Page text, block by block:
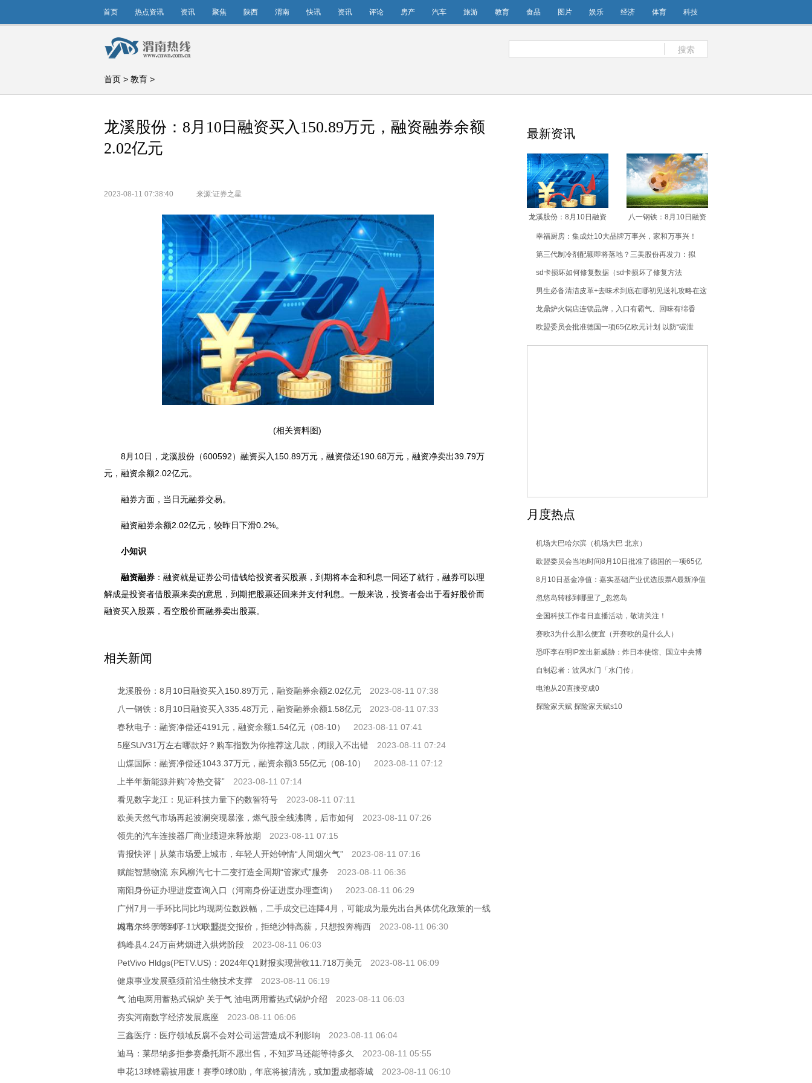
首页 热点资讯 资讯 聚焦 陕西 渭南 快讯 资讯 评论 房产 汽车 旅游 教育 食品 图片 娱乐 经济 体育 科技
搜索
首页 > 教育 >
龙溪股份：8月10日融资买入150.89万元，融资融券余额
2.02亿元
2023-08-11 07:38:40 来源:证券之星
(相关资料图)
8月10日，龙溪股份（600592）融资买入150.89万元，融资偿还190.68万元，融资净卖出39.79万
元，融资余额2.02亿元。
融券方面，当日无融券交易。
融资融券余额2.02亿元，较昨日下滑0.2%。
小知识
融资融券 ：融资就是证券公司借钱给投资者买股票，到期将本金和利息一同还了就行，融券可以理
解成是投资者借股票来卖的意思，到期把股票还回来并支付利息。一般来说，投资者会出于看好股价而
融资买入股票，看空股价而融券卖出股票。
相关新闻
龙溪股份：8月10日融资买入150.89万元，融资融券余额2.02亿元
2023-08-11 07:38
八一钢铁：8月10日融资买入335.48万元，融资融券余额1.58亿元
2023-08-11 07:33
春秋电子：融资净偿还4191元，融资余额1.54亿元（08-10）
2023-08-11 07:41
5座SUV31万左右哪款好？购车指数为你推荐这几款，闭眼入不出错
2023-08-11 07:24
山煤国际：融资净偿还1043.37万元，融资余额3.55亿元（08-10）
2023-08-11 07:12
上半年新能源并购“冷热交替”
2023-08-11 07:14
看见数字龙江：见证科技力量下的数智符号
2023-08-11 07:11
欧美天然气市场再起波澜突现暴涨，燃气股全线沸腾，后市如何
2023-08-11 07:26
领先的汽车连接器厂商业绩迎来释放期
2023-08-11 07:15
青报快评｜从菜市场爱上城市，年轻人开始钟情“人间烟火气”
2023-08-11 07:16
赋能智慧物流 东风柳汽七十二变打造全周期“管家式”服务
2023-08-11 06:36
南阳身份证办理进度查询入口（河南身份证进度办理查询）
2023-08-11 06:29
广州7月一手环比同比均现两位数跌幅，二手成交已连降4月，可能成为最先出台具体优化政策的一线
城市？
2023-08-11 06:15
内马尔终于等到了！大联盟提交报价，拒绝沙特高薪，只想投奔梅西
2023-08-11 06:30
鹤峰县4.24万亩烤烟进入烘烤阶段
2023-08-11 06:03
PetVivo Hldgs(PETV.US)：2024年Q1财报实现营收11.718万美元
2023-08-11 06:09
健康事业发展亟须前沿生物技术支撑
2023-08-11 06:19
气 油电两用蓄热式锅炉 关于气 油电两用蓄热式锅炉介绍
2023-08-11 06:03
夯实河南数字经济发展底座
2023-08-11 06:06
三鑫医疗：医疗领域反腐不会对公司运营造成不利影响
2023-08-11 06:04
迪马：莱昂纳多拒参赛桑托斯不愿出售，不知罗马还能等待多久
2023-08-11 05:55
申花13球锋霸被用废！赛季0球0助，年底将被清洗，或加盟成都蓉城
2023-08-11 06:10
最新资讯
龙溪股份：8月10日融资
券余额2.02亿元
八一钢铁：8月10日融资
券余额1.58亿元
幸福厨房：集成灶10大品牌万事兴，家和万事兴！
第三代制冷剂配额即将落地？三美股份再发力：拟
10.4亿元投建该产品生产线
sd卡损坏如何修复数据（sd卡损坏了修复方法
win11）
男生必备清洁皮革+去味术到底在哪初见送礼攻略在这
龙鼎炉火锅店连锁品牌，入口有霸气、回味有绵香
欧盟委员会批准德国一项65亿欧元计划 以防“碳泄
漏”风险
月度热点
机场大巴哈尔滨（机场大巴 北京）
欧盟委员会当地时间8月10日批准了德国的一项65亿
欧元的计划，对能源密集型企业进行部分补偿
8月10日基金净值：嘉实基础产业优选股票A最新净值
1.1476，涨0.78%
忽悠岛转移到哪里了_忽悠岛
全国科技工作者日直播活动，敬请关注！
赛欧3为什么那么便宜（开赛欧的是什么人）
恐吓李在明IP发出新威胁：炸日本使馆、国立中央博
物馆、南山电视塔
自制忍者：波风水门「水门传」
电池从20直接变成0
探险家天赋 探险家天赋s10